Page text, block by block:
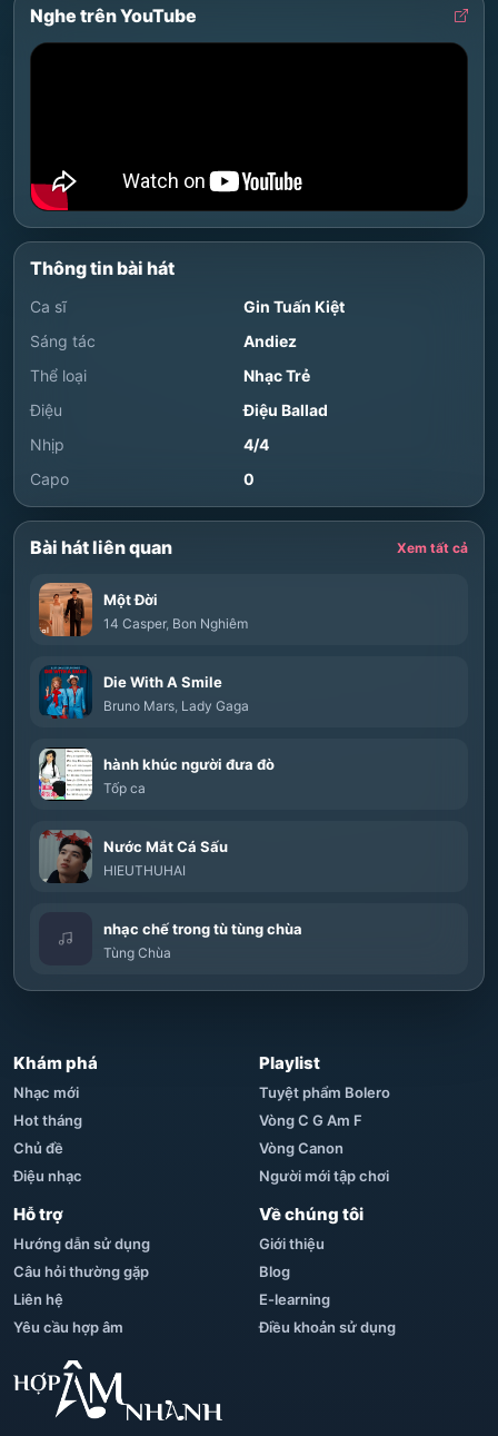
Nghe trên YouTube
Thông tin bài hát
Ca sĩ
Gin Tuấn Kiệt
Sáng tác
Andiez
Thể loại
Nhạc Trẻ
Điệu
Điệu Ballad
Nhịp
4/4
Capo
0
Bài hát liên quan Xem tất cả
Một Đời
14 Casper, Bon Nghiêm
Die With A Smile
Bruno Mars, Lady Gaga
hành khúc người đưa đò
Tốp ca
Nước Mắt Cá Sấu
HIEUTHUHAI
nhạc chế trong tù tùng chùa
Tùng Chùa
Khám phá
Nhạc mới
Hot tháng
Chủ đề
Điệu nhạc
Playlist
Tuyệt phẩm Bolero
Vòng C G Am F
Vòng Canon
Người mới tập chơi
Hỗ trợ
Hướng dẫn sử dụng
Câu hỏi thường gặp
Liên hệ
Yêu cầu hợp âm
Về chúng tôi
Giới thiệu
Blog
E-learning
Điều khoản sử dụng